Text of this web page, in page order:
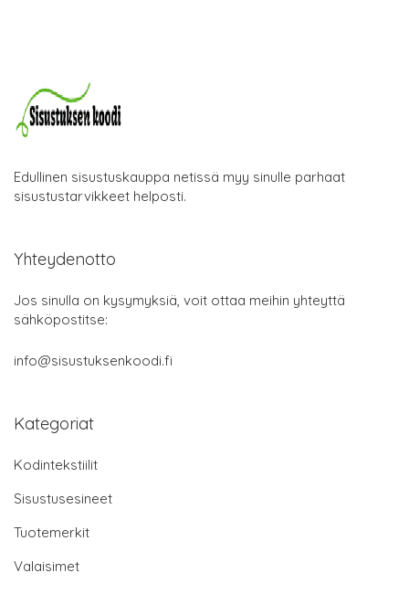
Edullinen sisustuskauppa netissä myy sinulle parhaat
sisustustarvikkeet helposti.
Yhteydenotto
Jos sinulla on kysymyksiä, voit ottaa meihin yhteyttä
sähköpostitse:
info@sisustuksenkoodi.fi
Kategoriat
Kodintekstiilit
Sisustusesineet
Tuotemerkit
Valaisimet